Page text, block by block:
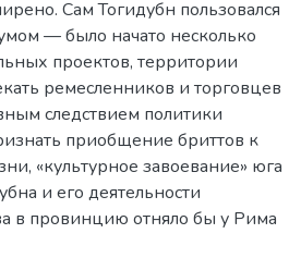
Сам Тогидубн пользовался
— было начато несколько
проектов, территории
ремесленников и торговцев
следствием политики
приобщение бриттов к
«культурное завоевание» юга
и его деятельности
в провинцию отняло бы у Рима